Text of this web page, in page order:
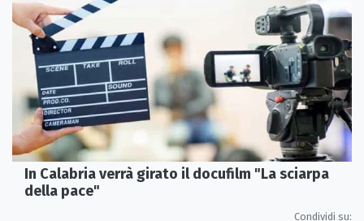
In Calabria verrà girato il docufilm "La sciarpa
della pace"
Condividi su: